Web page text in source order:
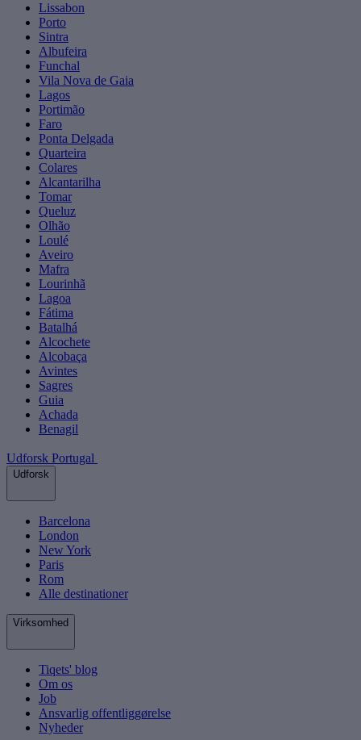
Lissabon
Porto
Sintra
Albufeira
Funchal
Vila Nova de Gaia
Lagos
Portimão
Faro
Ponta Delgada
Quarteira
Colares
Alcantarilha
Tomar
Queluz
Olhão
Loulé
Aveiro
Mafra
Lourinhã
Lagoa
Fátima
Batalhá
Alcochete
Alcobaça
Avintes
Sagres
Guia
Achada
Benagil
Udforsk Portugal
Udforsk
Barcelona
London
New York
Paris
Rom
Alle destinationer
Virksomhed
Tiqets' blog
Om os
Job
Ansvarlig offentliggørelse
Nyheder